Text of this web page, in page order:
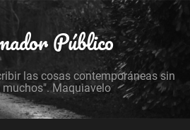
Público
las cosas contemporáneas sin
muchos". Maquiavelo